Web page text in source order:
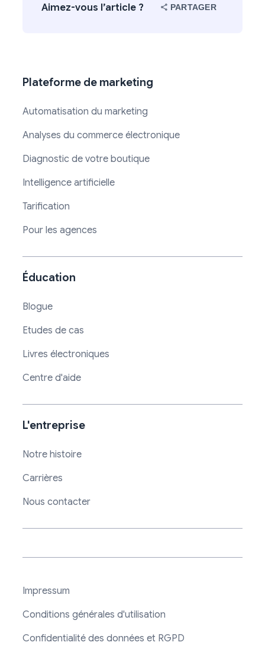
Aimez-vous l’article ? PARTAGER
Plateforme de marketing
Automatisation du marketing
Analyses du commerce électronique
Diagnostic de votre boutique
Intelligence artificielle
Tarification
Pour les agences
Éducation
Blogue
Etudes de cas
Livres électroniques
Centre d'aide
L'entreprise
Notre histoire
Carrières
Nous contacter
Impressum
Conditions générales d'utilisation
Confidentialité des données et RGPD